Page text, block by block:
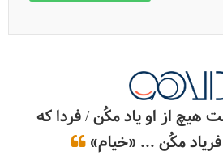
از او یاد مکُن / فردا که
مکُن ... «خیام»